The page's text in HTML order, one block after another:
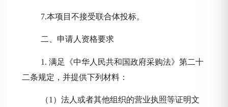
7.本项目不接受联合体投标。
二、申请人资格要求
1.满足《中华人民共和国政府采购法》第二十
二条规定，并提供下列材料 ：
（1）法人或者其他组织的营业执照等证明文